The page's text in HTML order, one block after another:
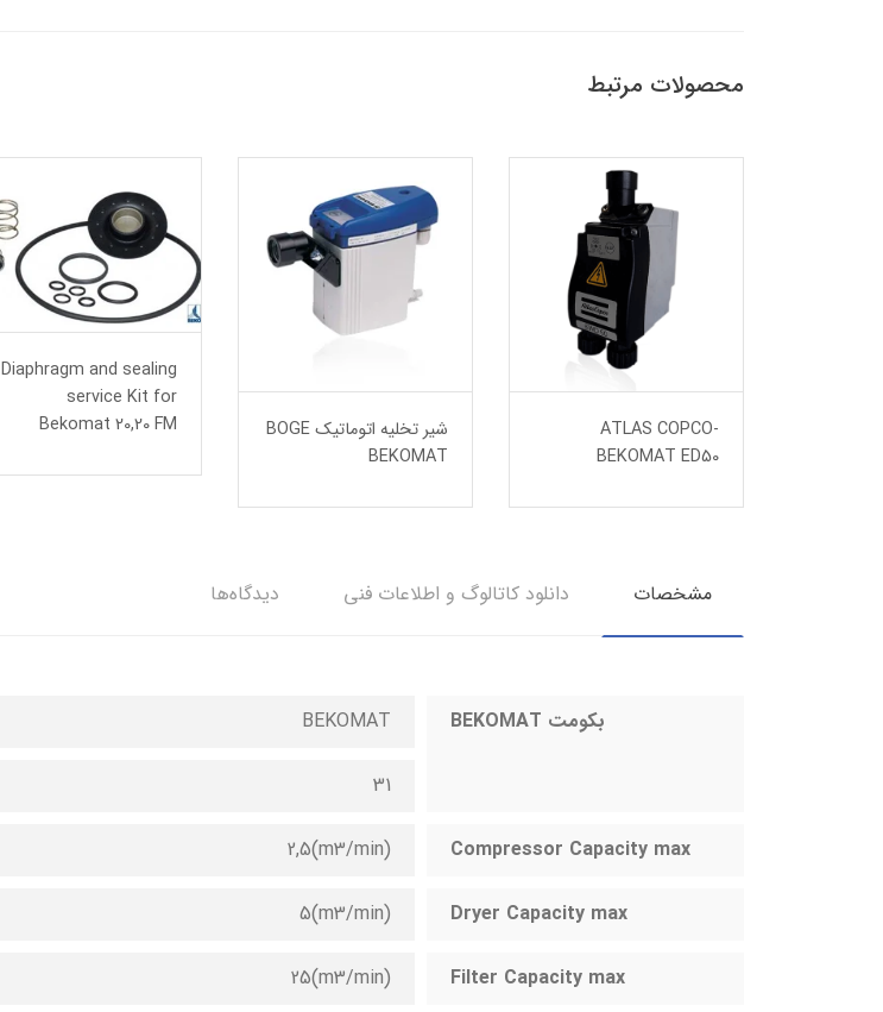
محصولات مرتبط
ATLAS COPCO-
BEKOMAT ED50
شیر تخلیه اتوماتیک BOGE
BEKOMAT
Diaphragm and sealing
service Kit for
Bekomat 20,20 FM
مشخصات دانلود کاتالوگ و اطلاعات فنی دیدگاه‌ها
بکومت BEKOMAT BEKOMAT
31
Compressor Capacity max
(m3/min)2,5
Dryer Capacity max
(m3/min)5
Filter Capacity max
(m3/min)25